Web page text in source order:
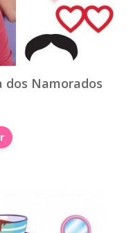
dos Namorados